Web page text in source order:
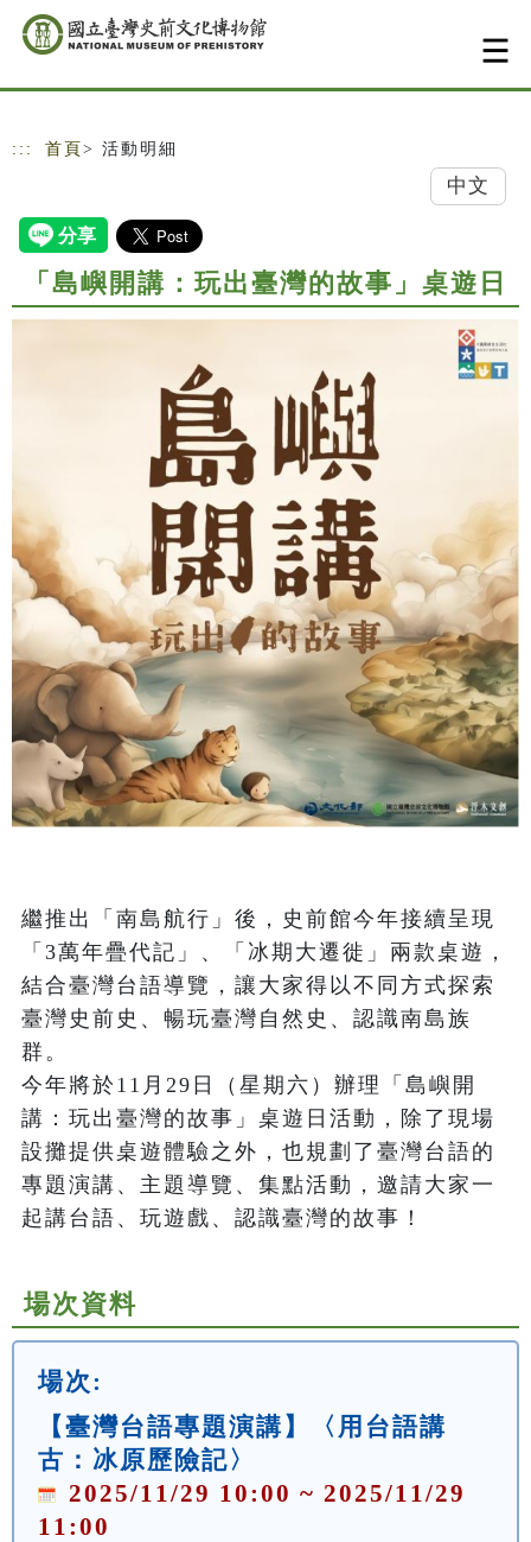
跳到主要內容
網站導覽
::: 首頁 > 活動明細
中文
「島嶼開講：玩出臺灣的故事」桌遊日
繼推出「南島航行」後，史前館今年接續呈現
「3萬年疊代記」、「冰期大遷徙」兩款桌遊，
結合臺灣台語導覽，讓大家得以不同方式探索
臺灣史前史、暢玩臺灣自然史、認識南島族
群。
今年將於11月29日（星期六）辦理「島嶼開
講：玩出臺灣的故事」桌遊日活動，除了現場
設攤提供桌遊體驗之外，也規劃了臺灣台語的
專題演講、主題導覽、集點活動，邀請大家一
起講台語、玩遊戲、認識臺灣的故事！
場次資料
場次:
【臺灣台語專題演講】〈用台語講
古：冰原歷險記〉
2025/11/29 10:00 ~ 2025/11/29
11:00